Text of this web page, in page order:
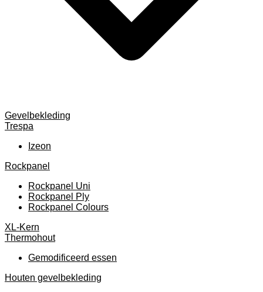
Gevelbekleding
Trespa
Izeon
Rockpanel
Rockpanel Uni
Rockpanel Ply
Rockpanel Colours
XL-Kern
Thermohout
Gemodificeerd essen
Houten gevelbekleding